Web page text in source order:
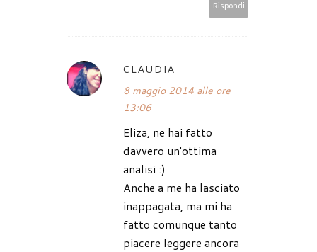
Rispondi
CLAUDIA
8 maggio 2014 alle ore
13:06
Eliza, ne hai fatto
davvero un'ottima
analisi :)
Anche a me ha lasciato
inappagata, ma mi ha
fatto comunque tanto
piacere leggere ancora